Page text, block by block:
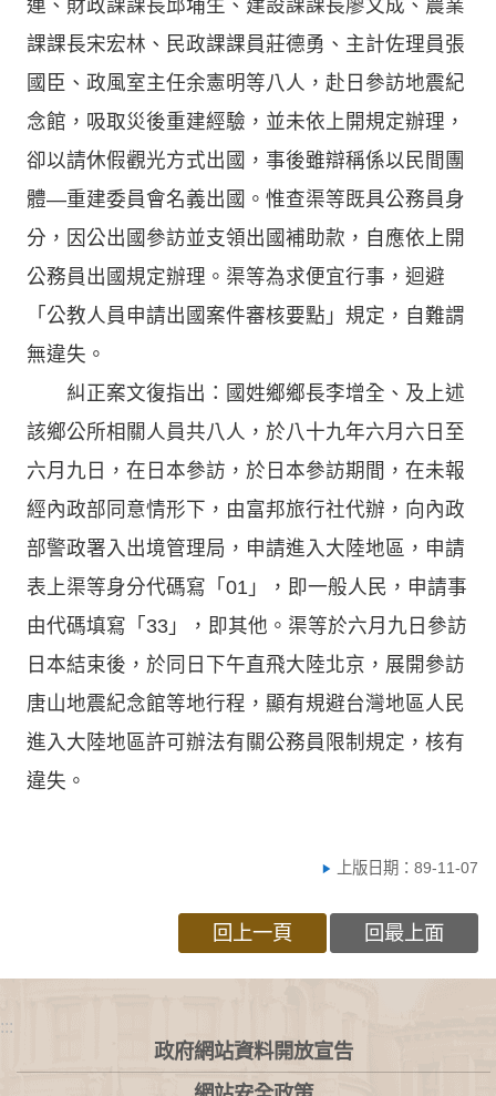
連、財政課課長邱埔生、建設課課長廖文成、農業
課課長宋宏林、民政課課員莊德勇、主計佐理員張
國臣、政風室主任余憲明等八人，赴日參訪地震紀
念館，吸取災後重建經驗，並未依上開規定辦理，
卻以請休假觀光方式出國，事後雖辯稱係以民間團
體—重建委員會名義出國。惟查渠等既具公務員身
分，因公出國參訪並支領出國補助款，自應依上開
公務員出國規定辦理。渠等為求便宜行事，迴避
「公教人員申請出國案件審核要點」規定，自難謂
無違失。
糾正案文復指出：國姓鄉鄉長李增全、及上述
該鄉公所相關人員共八人，於八十九年六月六日至
六月九日，在日本參訪，於日本參訪期間，在未報
經內政部同意情形下，由富邦旅行社代辦，向內政
部警政署入出境管理局，申請進入大陸地區，申請
表上渠等身分代碼寫「01」，即一般人民，申請事
由代碼填寫「33」，即其他。渠等於六月九日參訪
日本結束後，於同日下午直飛大陸北京，展開參訪
唐山地震紀念館等地行程，顯有規避台灣地區人民
進入大陸地區許可辦法有關公務員限制規定，核有
違失。
上版日期：89-11-07
回上一頁 回最上面
:::
政府網站資料開放宣告